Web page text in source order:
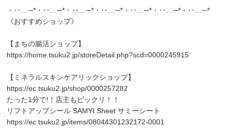
・‥…─*・‥…─*・‥…─*・‥…─*・‥…─*・‥…─*・‥…─*
《おすすめショップ》
【まちの腸活ショップ】
https://home.tsuku2.jp/storeDetail.php?scd=0000245915
【ミネラルスキンケアリックショップ】
https://ec.tsuku2.jp/shop/0000257282
たった1分で!！店主もビックリ！！
リフトアップシール SAMYI Sheet サミーシート
https://ec.tsuku2.jp/items/08044301232172-0001